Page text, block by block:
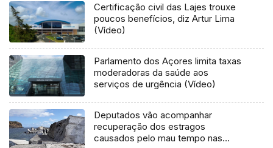
Certificação civil das Lajes trouxe
poucos benefícios, diz Artur Lima
(Vídeo)
Parlamento dos Açores limita taxas
moderadoras da saúde aos
serviços de urgência (Vídeo)
Deputados vão acompanhar
recuperação dos estragos
causados pelo mau tempo nas